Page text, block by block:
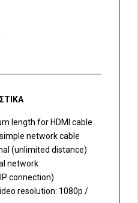
length for HDMI cable
network cable
(unlimited distance)
network
connection)
resolution: 1080p /